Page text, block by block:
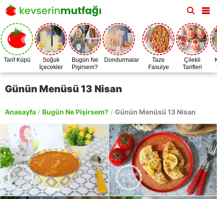
Tarif Küpü
Soğuk
İçecekler
Bugün Ne
Pişirsem?
Dondurmalar
Taze
Fasulye
Zamanı
Çilekli
Tarifleri
Günün Menüsü 13 Nisan
Anasayfa / Bugün Ne Pişirsem? / Günün Menüsü 13 Nisan